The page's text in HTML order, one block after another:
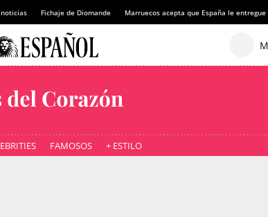
Fichaje de Diomande Marruecos acepta que España le
FAMOSOS + ESTILO